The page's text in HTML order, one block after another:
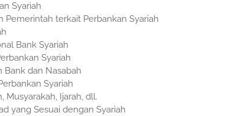
Syariah
Pemerintah terkait Perbankan Syariah
Bank Syariah
Syariah
Bank dan Nasabah
Syariah
Musyarakah, Ijarah, dll.
yang Sesuai dengan Syariah